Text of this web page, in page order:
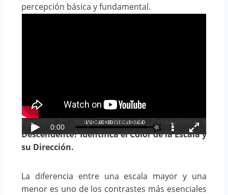
percepción básica y fundamental.
Ejercicio 2: ¿Mayor o Menor? ¿Ascendente o
Descendente? Identifica el Color de la Escala y
su Dirección.
La diferencia entre una escala mayor y una
menor es uno de los contrastes más esenciales